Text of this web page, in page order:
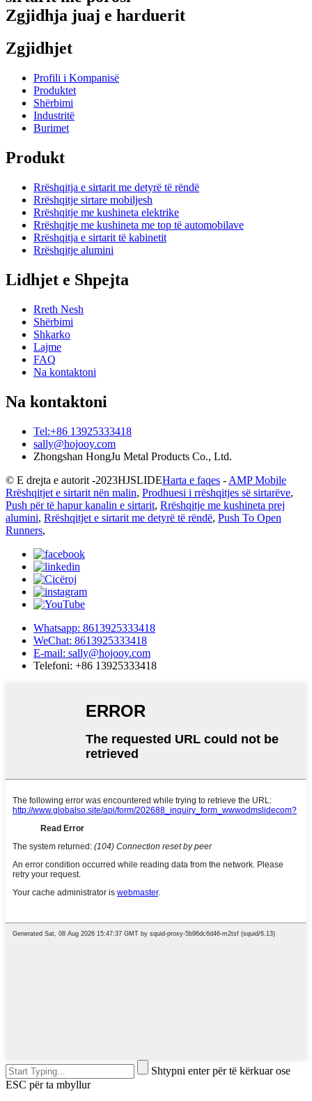
Zgjidhja juaj e harduerit
Zgjidhjet
Profili i Kompanisë
Produktet
Shërbimi
Industritë
Burimet
Produkt
Rrëshqitja e sirtarit me detyrë të rëndë
Rrëshqitje sirtare mobiljesh
Rrëshqitje me kushineta elektrike
Rrëshqitje me kushineta me top të automobilave
Rrëshqitja e sirtarit të kabinetit
Rrëshqitje alumini
Lidhjet e Shpejta
Rreth Nesh
Shërbimi
Shkarko
Lajme
FAQ
Na kontaktoni
Na kontaktoni
Tel:+86 13925333418
sally@hojooy.com
Zhongshan HongJu Metal Products Co., Ltd.
© E drejta e autorit -2023HJSLIDEHarta e faqes - AMP Mobile
Rrëshqitjet e sirtarit nën malin, Prodhuesi i rrëshqitjes së sirtarëve,
Push për të hapur kanalin e sirtarit, Rrëshqitje me kushineta prej
alumini, Rrëshqitjet e sirtarit me detyrë të rëndë, Push To Open
Runners,
Whatsapp: 8613925333418
WeChat: 8613925333418
E-mail: sally@hojooy.com
Telefoni: +86 13925333418
Shtypni enter për të kërkuar ose
ESC për ta mbyllur